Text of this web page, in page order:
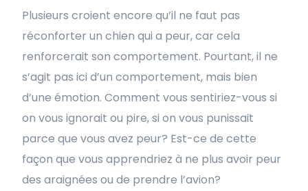
Plusieurs croient encore qu’il ne faut pas
réconforter un chien qui a peur, car cela
renforcerait son comportement. Pourtant, il ne
s’agit pas ici d’un comportement, mais bien
d’une émotion. Comment vous sentiriez-vous si
on vous ignorait ou pire, si on vous punissait
parce que vous avez peur? Est-ce de cette
façon que vous apprendriez à ne plus avoir peur
des araignées ou de prendre l’avion?